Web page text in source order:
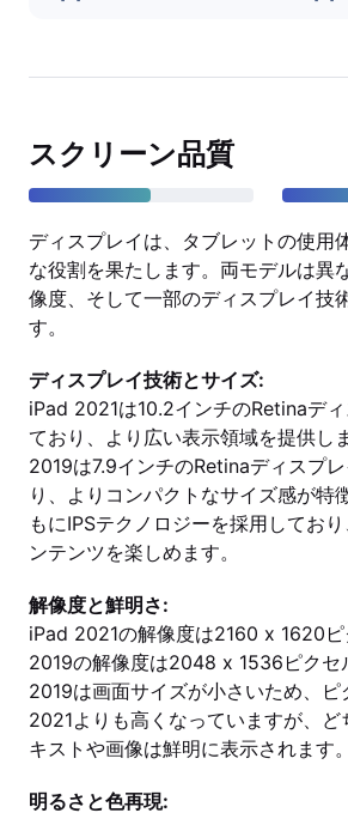
スクリーン品質
ディスプレイは、タブレットの使用
な役割を果たします。両モデルは異
像度、そして一部のディスプレイ技
す。
ディスプレイ技術とサイズ:
iPad 2021は10.2インチのRetinaデ
ており、より広い表示領域を提供し
2019は7.9インチのRetinaディスプ
り、よりコンパクトなサイズ感が特
もにIPSテクノロジーを採用してお
ンテンツを楽しめます。
解像度と鮮明さ:
iPad 2021の解像度は2160 x 1620
2019の解像度は2048 x 1536ピクセ
2019は画面サイズが小さいため、
2021よりも高くなっていますが、ど
キストや画像は鮮明に表示されます。
明るさと色再現: